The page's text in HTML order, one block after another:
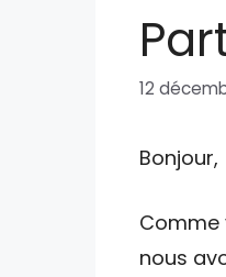
12
Bonjour,
Comme
nous